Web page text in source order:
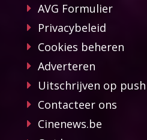
AVG Formulier
Privacybeleid
Cookies beheren
Adverteren
Uitschrijven op
Contacteer ons
Cinenews.be